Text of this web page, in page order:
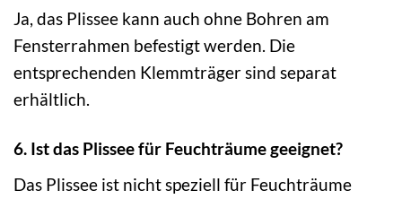
Ja, das Plissee kann auch ohne Bohren am
Fensterrahmen befestigt werden. Die
entsprechenden Klemmträger sind separat
erhältlich.
6. Ist das Plissee für Feuchträume geeignet?
Das Plissee ist nicht speziell für Feuchträume